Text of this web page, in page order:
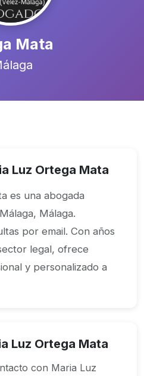
Mata
Luz Ortega Mata
es una abogada
Málaga.
por email. Con años
legal, ofrece
y personalizado a
Luz Ortega Mata
con Maria Luz